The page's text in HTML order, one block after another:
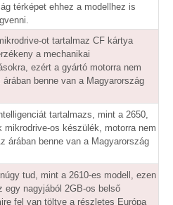
térképet ehhez a modellhez is
ot tartalmaz CF kártya
a mechanikai
ezért a gyártó motorra nem
benne van a Magyarország
tartalmazs, mint a 2650,
mikrodrive-os készülék, motorra nem
árában benne van a Magyarország
tud, mint a 2610-es modell, ezen
egy nagyjából 2GB-os belső
fel van töltve a részletes Európa